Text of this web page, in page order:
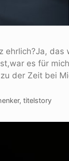
ehrlich?Ja,
es für
der Zeit bei
, titelstory